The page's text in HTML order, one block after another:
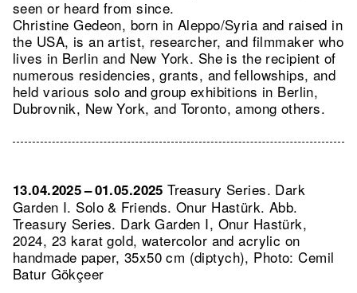
seen or heard from since.
Christine Gedeon, born in Aleppo/Syria and raised in
the USA, is an artist, researcher, and filmmaker who
lives in Berlin and New York. She is the recipient of
numerous residencies, grants, and fellowships, and
held various solo and group exhibitions in Berlin,
Dubrovnik, New York, and Toronto, among others.
13.04.2025 – 01.05.2025Treasury Series. Dark
Garden I. Solo & Friends. Onur Hastürk. Abb.
Treasury Series. Dark Garden I, Onur Hastürk,
2024, 23 karat gold, watercolor and acrylic on
handmade paper, 35x50 cm (diptych), Photo: Cemil
Batur Gökçeer